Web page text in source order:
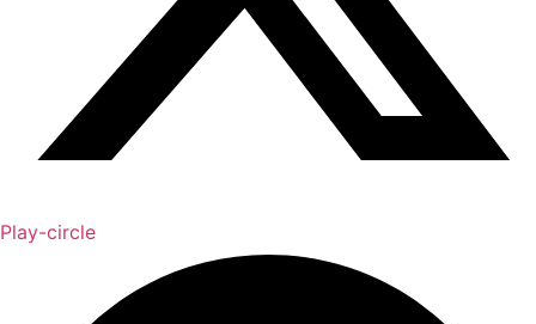
Play-circle